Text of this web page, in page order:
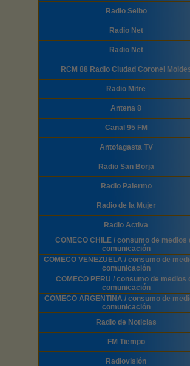
Radio Seibo
Radio Net
Radio Net
RCM 88 Radio Ciudad Coronel
Radio Mitre
Antena 8
Canal 95 FM
Antofagasta TV
Radio San Borja
Radio Palermo
Radio de la Mujer
Radio Activa
COMECO CHILE / consumo de medios
comunicación
COMECO VENEZUELA / consumo de
comunicación
COMECO PERU / consumo de medios
comunicación
COMECO ARGENTINA / consumo de
comunicación
Radio de Noticias
FM Tiempo
Radiovisión